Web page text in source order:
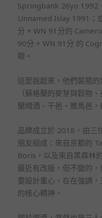
Springbank 26yo 1992
Unnamed Islay 1991；
分 + WN 91分的
90分 + WN 91分 的
眼。
這麼說起來，他們裝瓶
（蘇格蘭的麥芽與穀物
蘭姆酒、干邑、雅馬邑，
品牌成立於 2018，由三
朋友組成：來自京都的
Boris，以及來自黑森林
最近有改版，但不變的
要設計重心。在在強調
的核心精神。